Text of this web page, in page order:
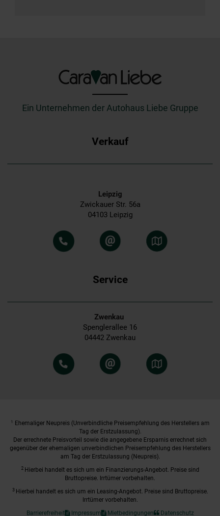
Ein Unternehmen der Autohaus Liebe Gruppe
Verkauf
Leipzig
Zwickauer Str. 56a
04103 Leipzig
Service
Zwenkau
Spenglerallee 16
04442 Zwenkau
1
Ehemaliger Neupreis (Unverbindliche Preisempfehlung des Herstellers am
Tag der Erstzulassung).
Der errechnete Preisvorteil sowie die angegebene Ersparnis errechnet sich
gegenüber der ehemaligen unverbindlichen Preisempfehlung des Herstellers
am Tag der Erstzulassung (Neupreis).
2 Hierbei handelt es sich um ein Finanzierungs-Angebot. Preise sind
Bruttopreise. Irrtümer vorbehalten.
3 Hierbei handelt es sich um ein Leasing-Angebot. Preise sind Bruttopreise.
Irrtümer vorbehalten.
Barrierefreiheit
Impressum Mietbedingungen Datenschutz